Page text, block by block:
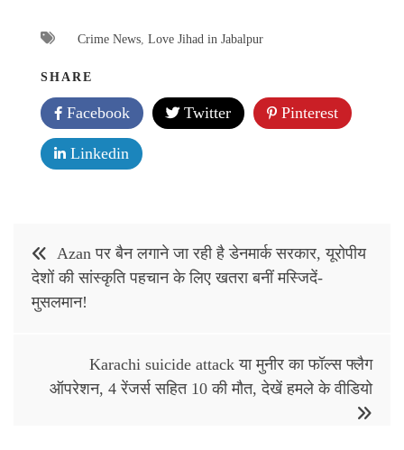
Crime News Love Jihad in Jabalpur
SHARE
Facebook Twitter Pinterest
Linkedin
navigation
Azan पर बैन लगाने जा रही है डेनमार्क सरकार, यूरोपीय
देशों की सांस्कृति पहचान के लिए खतरा बनीं मस्जिदें-
मुसलमान!
Karachi suicide attack या मुनीर का फॉल्स फ्लैग
ऑपरेशन, 4 रेंजर्स सहित 10 की मौत, देखें हमले के वीडियो